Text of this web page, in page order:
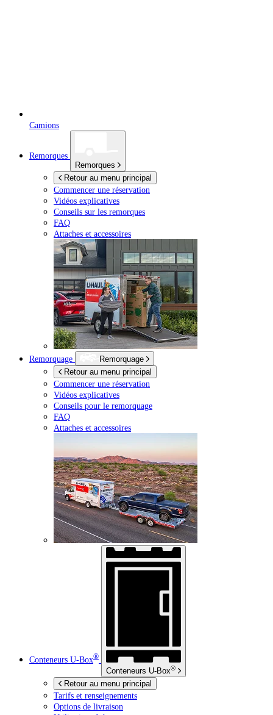
Camions
Remorques
Remorques
Retour au menu principal
Commencer une réservation
Vidéos explicatives
Conseils sur les remorques
FAQ
Attaches et accessoires
Remorquage
Remorquage
Retour au menu principal
Commencer une réservation
Vidéos explicatives
Conseils pour le remorquage
FAQ
Attaches et accessoires
Conteneurs U-Box®
Conteneurs U-Box®
Retour au menu principal
Tarifs et renseignements
Options de livraison